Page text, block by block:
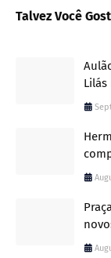
Talvez Você